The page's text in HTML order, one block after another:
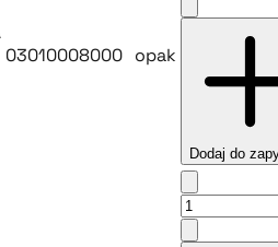
03010008000 opak
Dodaj do